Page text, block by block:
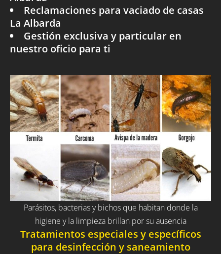
Reclamaciones para vaciado de casas
La Albarda
Gestión exclusiva y particular en
nuestro oficio para ti
Parásitos, bacterias y bichos que habitan donde la
higiene y la limpieza brillan por su ausencia
Tratamientos especiales y específicos
para desinfección y saneamiento